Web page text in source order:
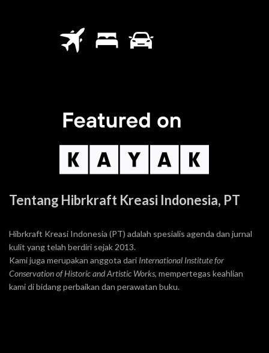
Tentang Hibrkraft Kreasi Indonesia, PT
Hibrkraft Kreasi Indonesia (PT) adalah spesialis agenda dan jurnal
kulit yang telah berdiri sejak 2013.
Kami juga merupakan anggota dari International Institute for
Conservation of Historic and Artistic Works, mempertegas keahlian
kami di bidang perbaikan dan perawatan buku.